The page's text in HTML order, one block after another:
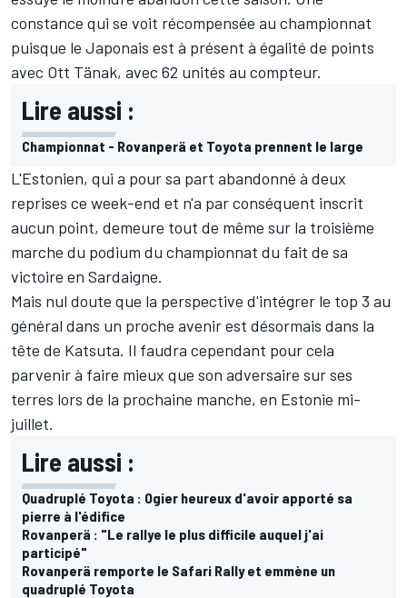
constance qui se voit récompensée au championnat
puisque le Japonais est à présent à égalité de points
avec Ott Tänak, avec 62 unités au compteur.
Lire aussi :
Championnat - Rovanperä et Toyota prennent le large
L'Estonien, qui a pour sa part abandonné à deux
reprises ce week-end et n'a par conséquent inscrit
aucun point, demeure tout de même sur la troisième
marche du podium du championnat du fait de sa
victoire en Sardaigne.
Mais nul doute que la perspective d'intégrer le top 3 au
général dans un proche avenir est désormais dans la
tête de Katsuta. Il faudra cependant pour cela
parvenir à faire mieux que son adversaire sur ses
terres lors de la prochaine manche, en Estonie mi-
juillet.
Lire aussi :
Quadruplé Toyota : Ogier heureux d'avoir apporté sa
pierre à l'édifice
Rovanperä : "Le rallye le plus difficile auquel j'ai
participé"
Rovanperä remporte le Safari Rally et emmène un
quadruplé Toyota